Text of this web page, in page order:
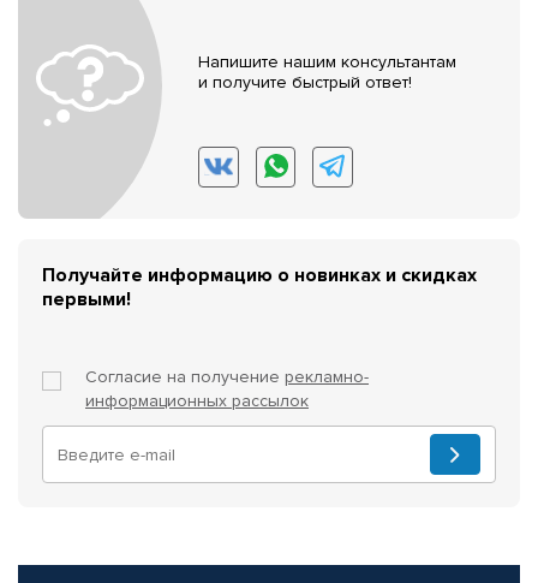
Напишите нашим консультантам
и получите быстрый ответ!
Получайте информацию о новинках и скидках
первыми!
Согласие на получение рекламно-
информационных рассылок